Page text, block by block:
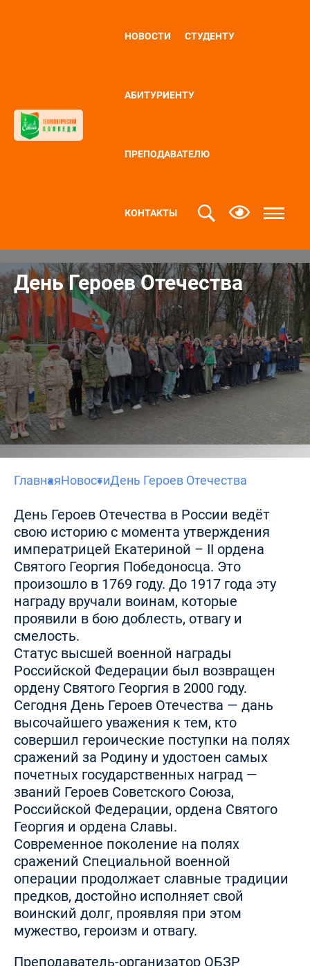
НОВОСТИ СТУДЕНТУ
АБИТУРИЕНТУ
ПРЕПОДАВАТЕЛЮ
КОНТАКТЫ
День Героев Отечества
ГлавнаяНовостиДень Героев Отечества
День Героев Отечества в России ведёт
свою историю с момента утверждения
императрицей Екатериной – II ордена
Святого Георгия Победоносца. Это
произошло в 1769 году. До 1917 года эту
награду вручали воинам, которые
проявили в бою доблесть, отвагу и
смелость.
Статус высшей военной награды
Российской Федерации был возвращен
ордену Святого Георгия в 2000 году.
Сегодня День Героев Отечества — дань
высочайшего уважения к тем, кто
совершил героические поступки на полях
сражений за Родину и удостоен самых
почетных государственных наград —
званий Героев Советского Союза,
Российской Федерации, ордена Святого
Георгия и ордена Славы.
Современное поколение на полях
сражений Специальной военной
операции продолжает славные традиции
предков, достойно исполняет свой
воинский долг, проявляя при этом
мужество, героизм и отвагу.
Преподаватель-организатор ОБЗР